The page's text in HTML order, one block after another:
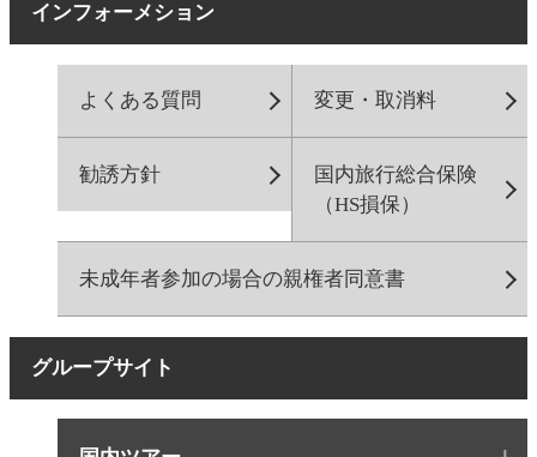
インフォーメション
よくある質問 変更・取消料
勧誘方針
国内旅行総合保険
（HS損保）
未成年者参加の場合の親権者同意書
グループサイト